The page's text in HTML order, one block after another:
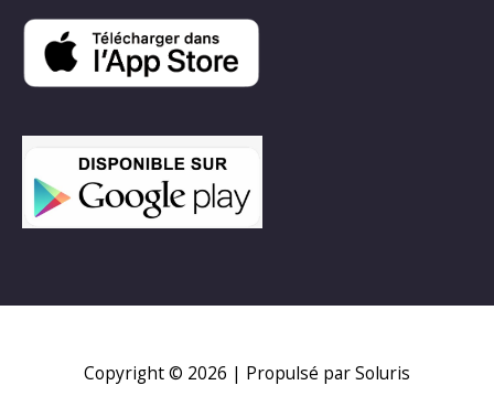
Copyright © 2026 | Propulsé par Soluris